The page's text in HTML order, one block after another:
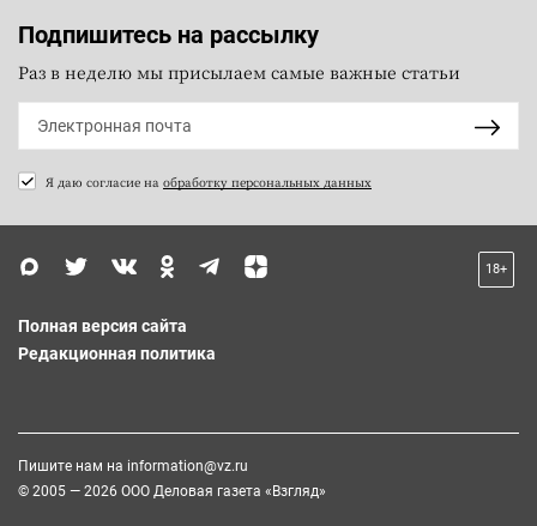
Подпишитесь на рассылку
Раз в неделю мы присылаем самые важные статьи
Я даю согласие на обработку персональных данных
18+
Полная версия сайта
Редакционная политика
Пишите нам на information@vz.ru
© 2005 — 2026 ООО Деловая газета «Взгляд»